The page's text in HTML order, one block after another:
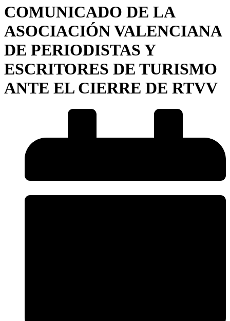
COMUNICADO DE LA
ASOCIACIÓN VALENCIANA
DE PERIODISTAS Y
ESCRITORES DE TURISMO
ANTE EL CIERRE DE RTVV